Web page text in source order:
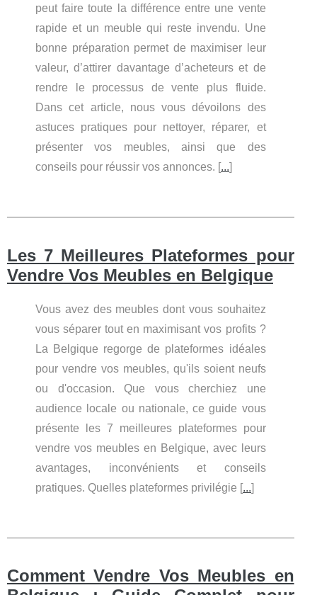
peut faire toute la différence entre une vente
rapide et un meuble qui reste invendu. Une
bonne préparation permet de maximiser leur
valeur, d’attirer davantage d’acheteurs et de
rendre le processus de vente plus fluide.
Dans cet article, nous vous dévoilons des
astuces pratiques pour nettoyer, réparer, et
présenter vos meubles, ainsi que des
conseils pour réussir vos annonces. [...]
Les 7 Meilleures Plateformes pour
Vendre Vos Meubles en Belgique
Vous avez des meubles dont vous souhaitez
vous séparer tout en maximisant vos profits ?
La Belgique regorge de plateformes idéales
pour vendre vos meubles, qu'ils soient neufs
ou d'occasion. Que vous cherchiez une
audience locale ou nationale, ce guide vous
présente les 7 meilleures plateformes pour
vendre vos meubles en Belgique, avec leurs
avantages, inconvénients et conseils
pratiques. Quelles plateformes privilégie [...]
Comment Vendre Vos Meubles en